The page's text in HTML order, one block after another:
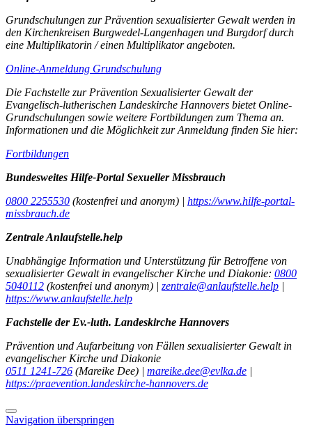
Grundschulungen zur Prävention sexualisierter Gewalt werden in
den Kirchenkreisen Burgwedel-Langenhagen und Burgdorf durch
eine Multiplikatorin / einen Multiplikator angeboten.
Online-Anmeldung Grundschulung
Die Fachstelle zur Prävention Sexualisierter Gewalt der
Evangelisch-lutherischen Landeskirche Hannovers bietet Online-
Grundschulungen sowie weitere Fortbildungen zum Thema an.
Informationen und die Möglichkeit zur Anmeldung finden Sie hier:
Fortbildungen
Bundesweites Hilfe-Portal Sexueller Missbrauch
0800 2255530 (kostenfrei und anonym) | https://www.hilfe-portal-
missbrauch.de
Zentrale Anlaufstelle.help
Unabhängige Information und Unterstützung für Betroffene von
sexualisierter Gewalt in evangelischer Kirche und Diakonie: 0800
5040112 (kostenfrei und anonym) | zentrale@anlaufstelle.help
https://www.anlaufstelle.help
Fachstelle der Ev.-luth. Landeskirche Hannovers
Prävention und Aufarbeitung von Fällen sexualisierter Gewalt in
evangelischer Kirche und Diakonie
0511 1241-726 (Mareike Dee) | mareike.dee@evlka.de
https://praevention.landeskirche-hannovers.de
Navigation überspringen